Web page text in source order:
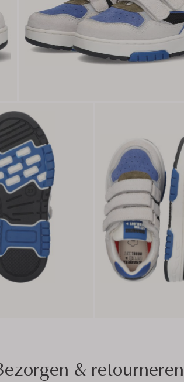
& retourneren